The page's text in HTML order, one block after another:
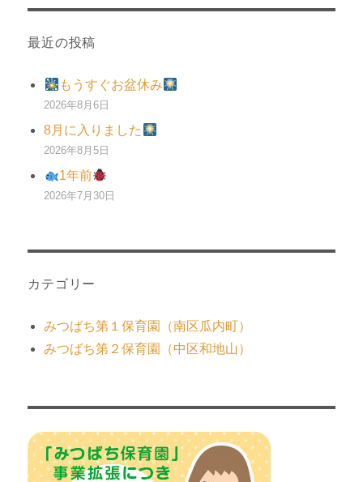
最近の投稿
もうすぐお盆休み
2026年8月6日
8月に入りました
2026年8月5日
1年前
2026年7月30日
カテゴリー
みつばち第１保育園（南区瓜内町）
みつばち第２保育園（中区和地山）